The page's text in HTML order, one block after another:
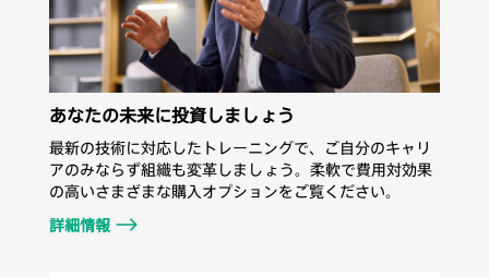
あなたの未来に投資しましょう
最新の技術に対応したトレーニングで、ご自分のキャリ
アのみならず組織も変革しましょう。柔軟で費用対効果
の高いさまざまな購入オプションをご覧ください。
詳細情報